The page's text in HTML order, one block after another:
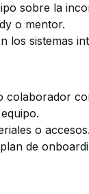
sobre la
o mentor.
los sistemas
colaborador
o accesos.
de